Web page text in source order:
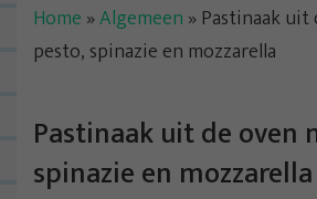
Home »Algemeen » Pastinaak uit
pesto, spinazie en mozzarella
Pastinaak uit de oven
spinazie en mozzarella